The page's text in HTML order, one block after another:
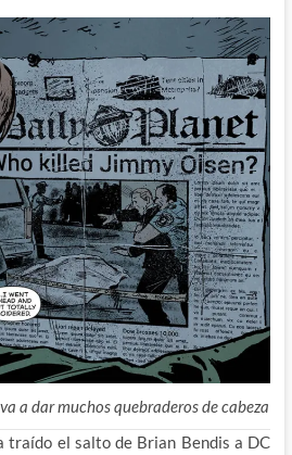
a dar muchos quebraderos de cabeza
traído el salto de Brian Bendis a DC